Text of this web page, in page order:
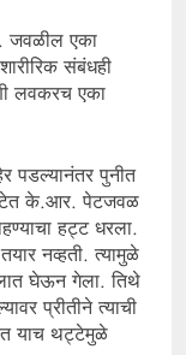
जवळील एका
संबंधही
लवकरच एका
पडल्यानंतर पुनीत
के.आर. पेटजवळ
हट्ट धरला.
नव्हती. त्यामुळे
घेऊन गेला. तिथे
प्रीतीने त्याची
याच थट्टेमुळे